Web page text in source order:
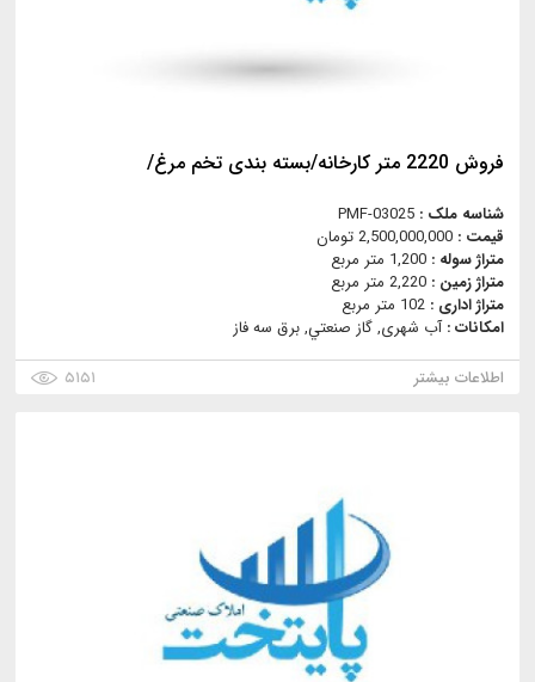
فروش 2220 متر کارخانه/بسته بندی تخم مرغ/
شناسه ملک : PMF-03025
قیمت : 2,500,000,000 تومان
متراژ سوله : 1,200 متر مربع
متراژ زمین : 2,220 متر مربع
متراژ اداری : 102 متر مربع
امکانات :آب شهری, گاز صنعتي, برق سه فاز
اطلاعات بیشتر
۵۱۵۱